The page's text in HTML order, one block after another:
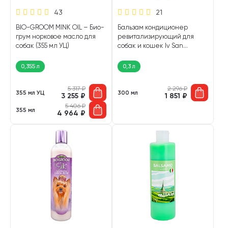
43
BIO-GROOM MINK OIL – Био-
грум норковое масло для
собак (355 мл УЦ)
0,355 л
355 мл УЦ
5 317₽
3 255 ₽
355 мл
5 406₽
4 964 ₽
21
Бальзам кондиционер
ревитализирующий для
собак и кошек Iv San
Зеленая икра (300 мл)
0,3 л
300 мл
2 296₽
1 851 ₽